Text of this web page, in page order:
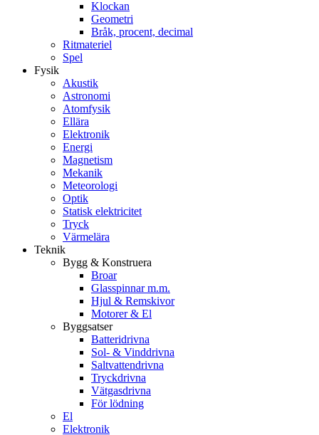
Klockan
Geometri
Bråk, procent, decimal
Ritmateriel
Spel
Fysik
Akustik
Astronomi
Atomfysik
Ellära
Elektronik
Energi
Magnetism
Mekanik
Meteorologi
Optik
Statisk elektricitet
Tryck
Värmelära
Teknik
Bygg & Konstruera
Broar
Glasspinnar m.m.
Hjul & Remskivor
Motorer & El
Byggsatser
Batteridrivna
Sol- & Vinddrivna
Saltvattendrivna
Tryckdrivna
Vätgasdrivna
För lödning
El
Elektronik